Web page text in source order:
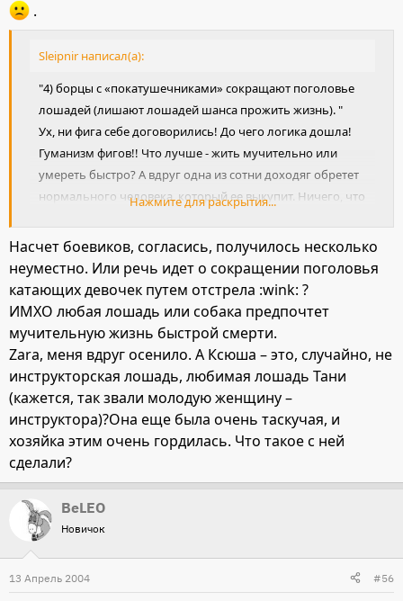
.
Sleipnir написал(а):
"4) борцы с «покатушечниками» сокращают поголовье
лошадей (лишают лошадей шанса прожить жизнь). "
Ух, ни фига себе договорились! До чего логика дошла!
Гуманизм фигов!! Что лучше - жить мучительно или
умереть быстро? А вдруг одна из сотни доходяг обретет
нормального человека, который ее выкупит. Ничего, что
Давайте государство не будет бороться, например, с
чеченскими боевиками, дабы, пристрелив несколько, не
сократить ихнее поголовье.
Нажмите для раскрытия...
Насчет боевиков, согласись, получилось несколько
неуместно. Или речь идет о сокращении поголовья
катающих девочек путем отстрела :wink: ?
ИМХО любая лошадь или собака предпочтет
мучительную жизнь быстрой смерти.
Zara, меня вдруг осенило. А Ксюша – это, случайно, не
инструкторская лошадь, любимая лошадь Тани
(кажется, так звали молодую женщину –
инструктора)?Она еще была очень таскучая, и
хозяйка этим очень гордилась. Что такое с ней
сделали?
BeLEO
Новичок
13 Апрель 2004 #56